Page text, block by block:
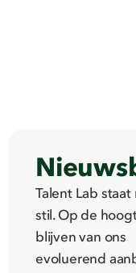
Talent Lab staat
stil. Op de
blijven van ons
evoluerend